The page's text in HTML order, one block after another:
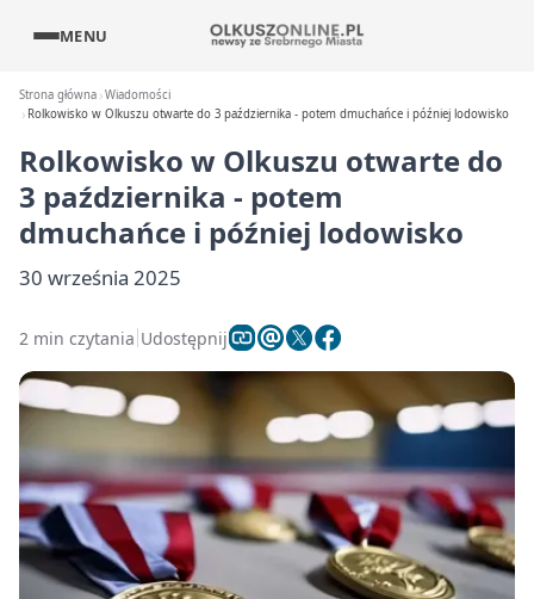
MENU
Strona główna Wiadomości
Rolkowisko w Olkuszu otwarte do 3 października - potem dmuchańce i później lodowisko
Rolkowisko w Olkuszu otwarte do
3 października - potem
dmuchańce i później lodowisko
30 września 2025
2 min czytania Udostępnij